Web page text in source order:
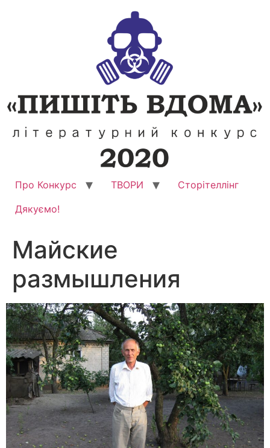
Про Конкурс ТВОРИ
Сторітеллінг
Дякуємо!
Майские
размышления